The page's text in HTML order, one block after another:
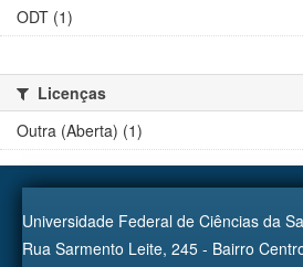
ODT (1)
Licenças
Outra (Aberta) (1)
Universidade Federal de Ciências da
Rua Sarmento Leite, 245 - Bairro